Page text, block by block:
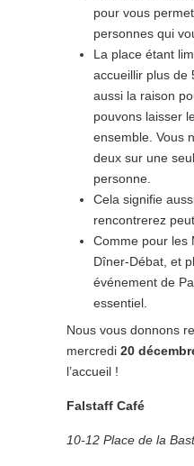
pour vous
personnes qui
La place étant
accueillir plus de
aussi la raison
pouvons laisser
ensemble. Vous
deux sur une
personne.
Cela signifie
rencontrerez
Comme pour les
Dîner-Débat, et
événement de
essentiel.
Nous vous donnons
mercredi 20
l’accueil !
Falstaff Café
10-12 Place de la